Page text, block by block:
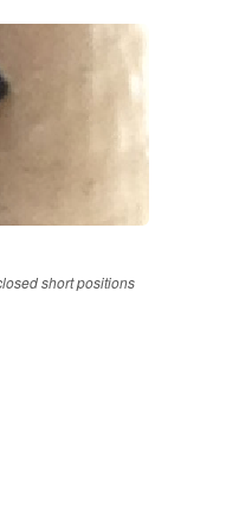
short positions